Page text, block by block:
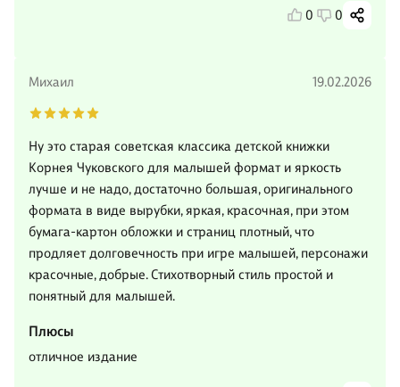
0 0
Михаил 19.02.2026
Ну это старая советская классика детской книжки
Корнея Чуковского для малышей формат и яркость
лучше и не надо, достаточно большая, оригинального
формата в виде вырубки, яркая, красочная, при этом
бумага-картон обложки и страниц плотный, что
продляет долговечность при игре малышей, персонажи
красочные, добрые. Стихотворный стиль простой и
понятный для малышей.
Плюсы
отличное издание